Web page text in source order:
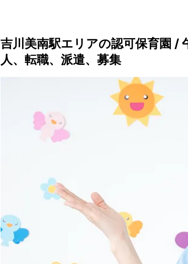
吉川美南駅エリアの認可保育園 /
人、転職、派遣、募集
私立認可保育園 認定
認可外保育園
テンダーの運営施設
週3日以内
書類対応なし
初心者歓迎
マイカー通勤OK 小規